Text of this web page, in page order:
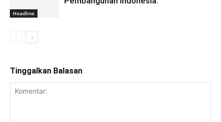
Headline
Tinggalkan Balasan